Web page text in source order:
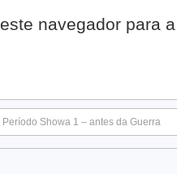
navegador para
Showa 1 – antes da Guerra